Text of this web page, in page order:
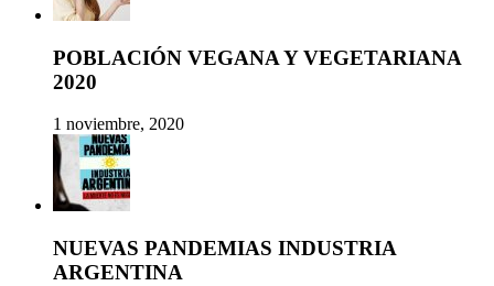
POBLACIÓN VEGANA Y VEGETARIANA
2020
1 noviembre, 2020
NUEVAS PANDEMIAS INDUSTRIA
ARGENTINA